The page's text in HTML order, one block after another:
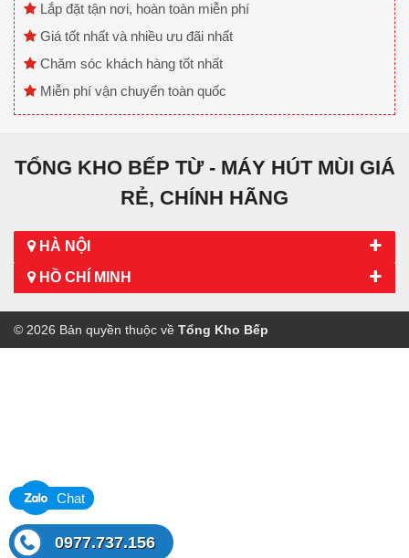
Lắp đặt tận nơi, hoàn toàn miễn phí
Giá tốt nhất và nhiều ưu đãi nhất
Chăm sóc khách hàng tốt nhất
Miễn phí vận chuyển toàn quốc
TỔNG KHO BẾP TỪ - MÁY HÚT MÙI GIÁ
RẺ, CHÍNH HÃNG
HÀ NỘI
HỒ CHÍ MINH
© 2026 Bản quyền thuộc về Tổng Kho Bếp
Chat
0977.737.156